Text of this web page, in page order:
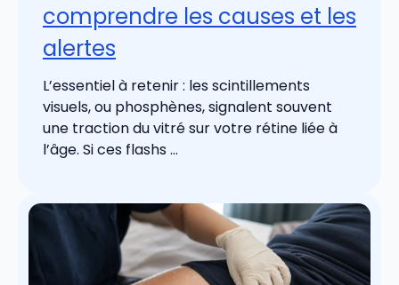
comprendre les causes et les
alertes
L’essentiel à retenir : les scintillements
visuels, ou phosphènes, signalent souvent
une traction du vitré sur votre rétine liée à
l’âge. Si ces flashs ...